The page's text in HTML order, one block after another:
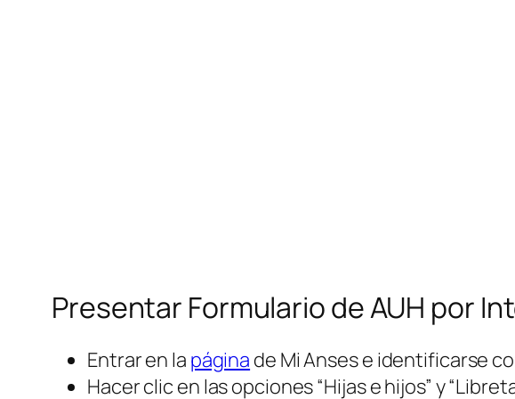
Presentar Formulario de AUH por
Entrar en la página de Mi Anses e identificarse
Hacer clic en las opciones “Hijas e hijos” y “Libreta